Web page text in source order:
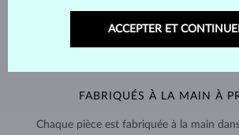
FABRIQUÉS À LA MAIN À
Chaque pièce est fabriquée à la main
ACCEPTER ET